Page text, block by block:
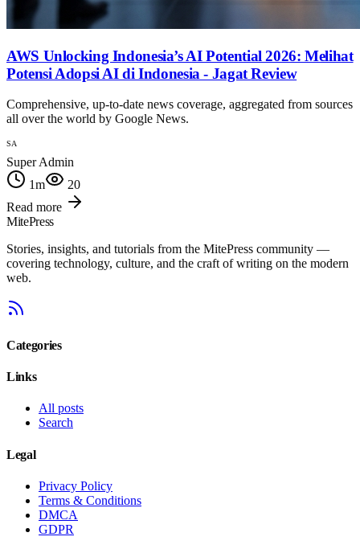
AWS Unlocking Indonesia’s AI Potential 2026: Melihat
Potensi Adopsi AI di Indonesia - Jagat Review
Comprehensive, up-to-date news coverage, aggregated from sources
all over the world by Google News.
SA
Super Admin
1m
20
Read more
MitePress
Stories, insights, and tutorials from the MitePress community —
covering technology, culture, and the craft of writing on the modern
web.
Categories
Links
All posts
Search
Legal
Privacy Policy
Terms & Conditions
DMCA
GDPR